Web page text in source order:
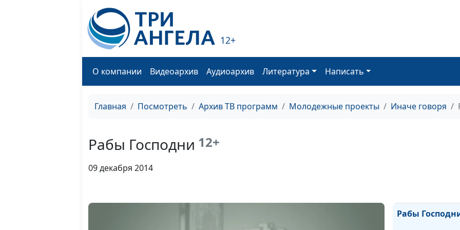
12+
О компании Видеоархив Аудиоархив Литература Написать
Главная Посмотреть Архив ТВ программ Молодежные проекты Иначе говоря
Рабы Господни 12+
09 декабря 2014
Рабы